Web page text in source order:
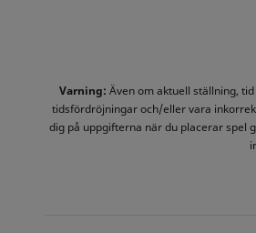
Varning: Även om aktuell ställning,
tidsfördröjningar och/eller vara
dig på uppgifterna när du placerar spel